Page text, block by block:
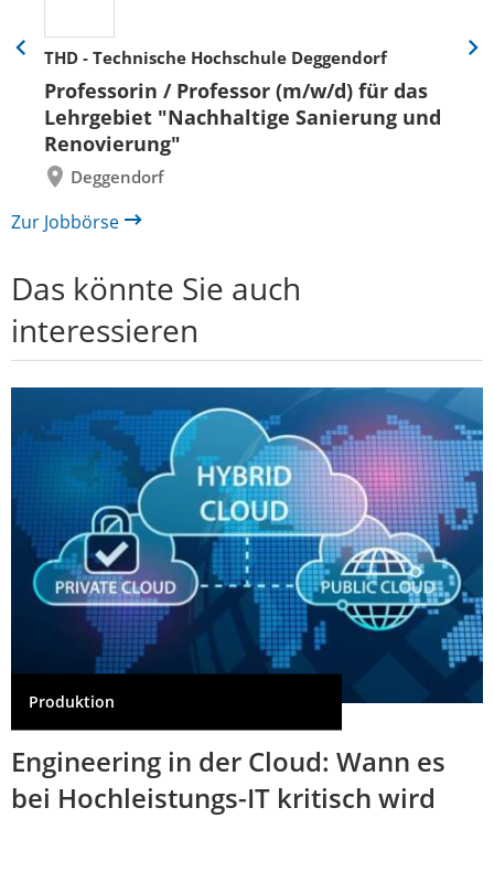
THD - Technische Hochschule Deggendorf
Professorin / Professor (m/w/d) für das
Lehrgebiet "Nachhaltige Sanierung und
Renovierung"
Deggendorf
Eine
zurück
Eine
Zur Jobbörse
Das könnte Sie auch
interessieren
Produktion
Engineering in der Cloud: Wann es
bei Hochleistungs-IT kritisch wird